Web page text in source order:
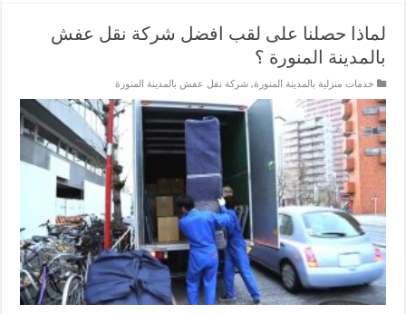
لماذا حصلنا على لقب افضل شركة نقل عفش
بالمدينة المنورة ؟
خدمات منزلية بالمدينة المنورة,شركة نقل عفش بالمدينة المنورة